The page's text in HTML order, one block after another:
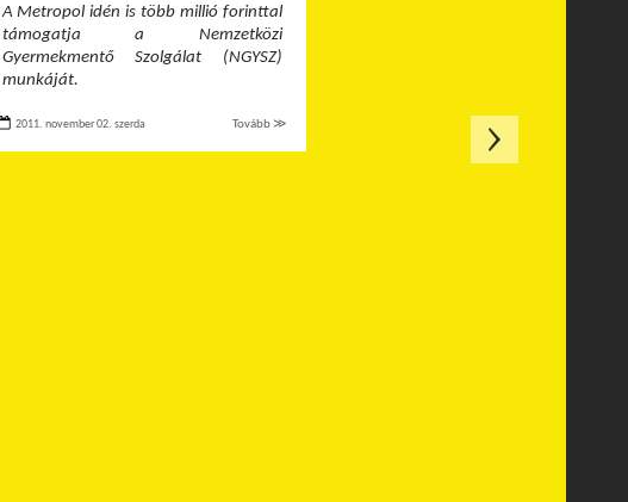
A Metropol idén is több millió forinttal
támogatja a Nemzetközi
Gyermekmentő Szolgálat (NGYSZ)
munkáját.
2011. november 02. szerda Tovább ≫